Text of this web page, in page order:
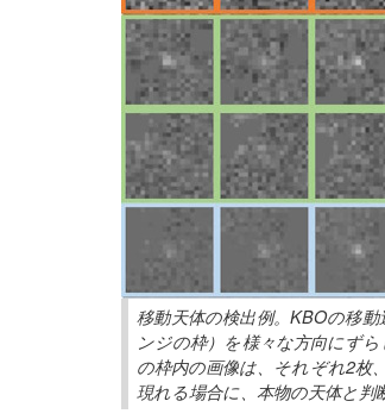
移動天体の検出例。KBOの移
ンジの枠）を様々な方向にず
の枠内の画像は、それぞれ2枚
現れる場合に、本物の天体と判